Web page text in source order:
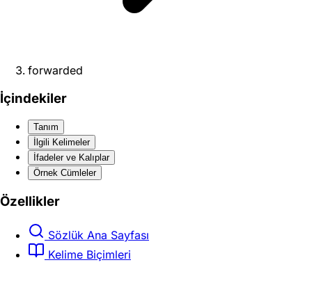
forwarded
İçindekiler
Tanım
İlgili Kelimeler
İfadeler ve Kalıplar
Örnek Cümleler
Özellikler
Sözlük Ana Sayfası
Kelime Biçimleri